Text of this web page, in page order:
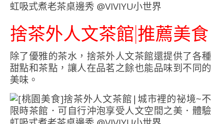
捨茶外人文茶館|推薦美食
除了優雅的茶水，捨茶外人文茶館還提供了各種
甜點和茶點，讓人在品茗之餘也能品味到不同的
美味。